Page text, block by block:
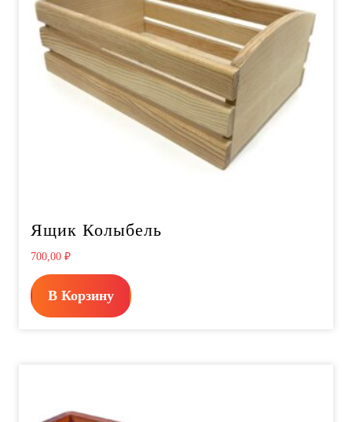
Ящик Колыбель
700,00 ₽
В Корзину